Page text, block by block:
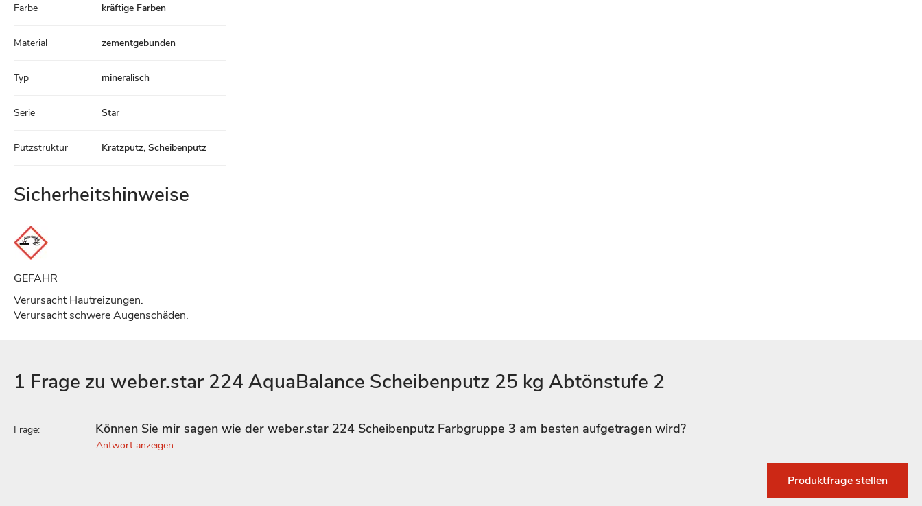
Farbe kräftige Farben
Material zementgebunden
Typ mineralisch
Serie Star
Putzstruktur Kratzputz, Scheibenputz
Sicherheitshinweise
GEFAHR
Verursacht Hautreizungen.
Verursacht schwere Augenschäden.
1 Frage zu weber.star 224 AquaBalance Scheibenputz 25 kg Abtönstufe 2
Frage: Können Sie mir sagen wie der weber.star 224 Scheibenputz Farbgruppe 3 am besten aufgetragen wird?
Antwort anzeigen
Produktfrage stellen